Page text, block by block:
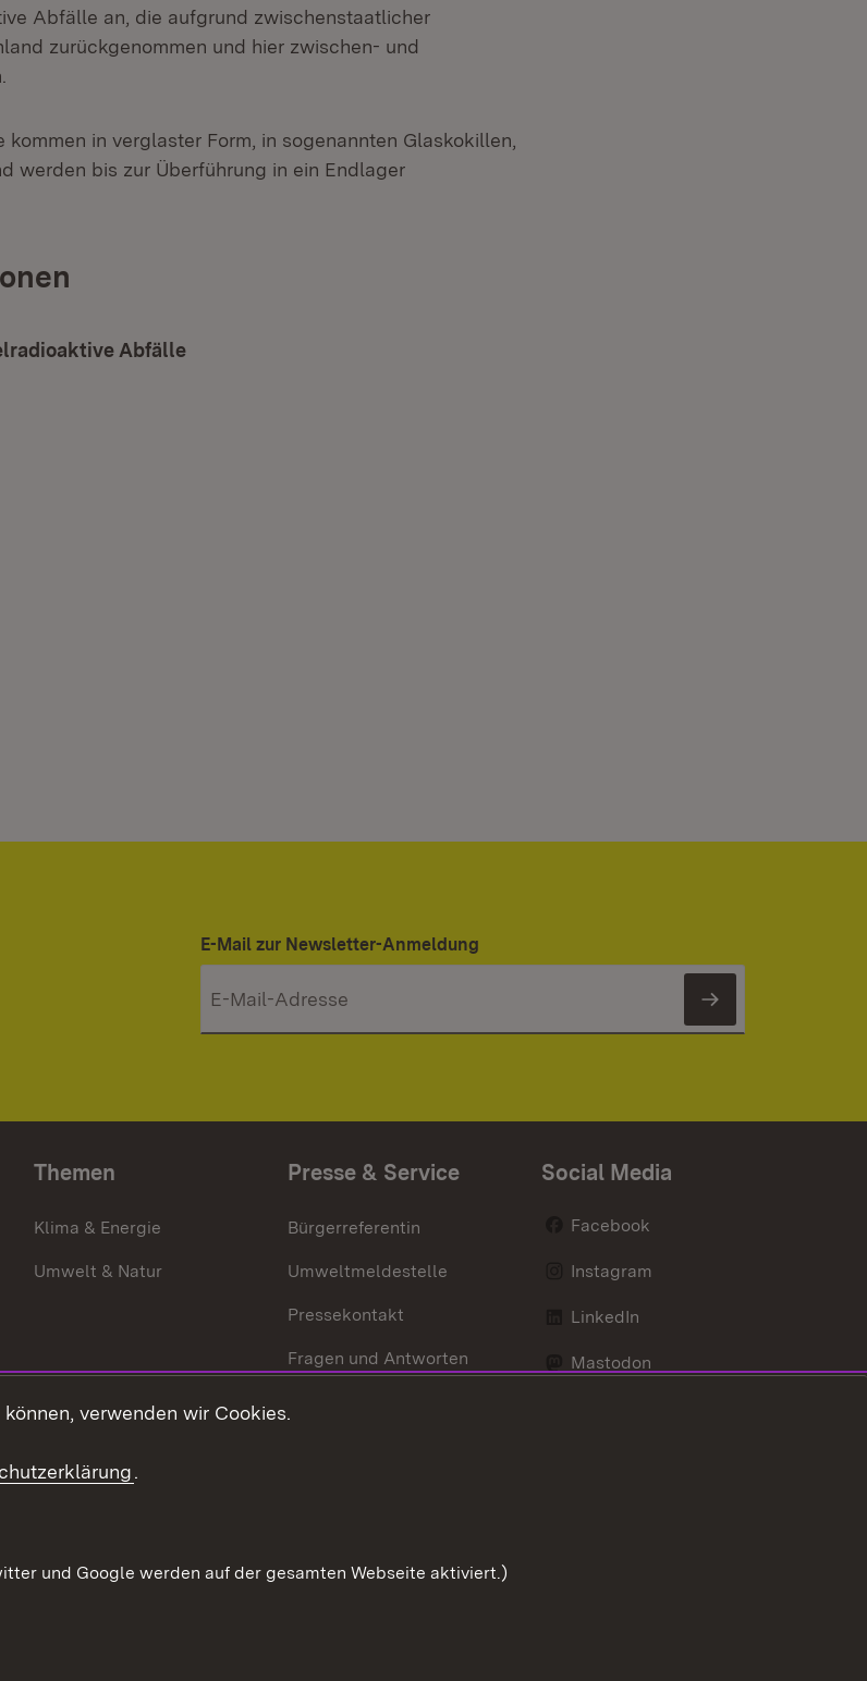
Abfälle an, die aufgrund zwischenstaatlicher
zurückgenommen und hier zwischen- und
in verglaster Form, in sogenannten Glaskokillen,
werden bis zur Überführung in ein Endlager
Abfälle
E-Mail zur Newsletter-Anmeldung
Newsletter
Themen
Klima & Energie
Umwelt & Natur
Presse & Service
Bürgerreferentin
Umweltmeldestelle
Pressekontakt
Fragen und Antworten
Social Media
Facebook
Instagram
LinkedIn
Mastodon
verwenden wir Cookies.
.
und Google werden auf der gesamten Webseite aktiviert.)